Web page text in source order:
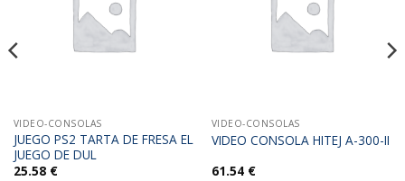
VIDEO-CONSOLAS
JUEGO PS2 TARTA DE FRESA EL
JUEGO DE DUL
25.58 €
VIDEO-CONSOLAS
VIDEO CONSOLA HITEJ A-300-II
61.54 €